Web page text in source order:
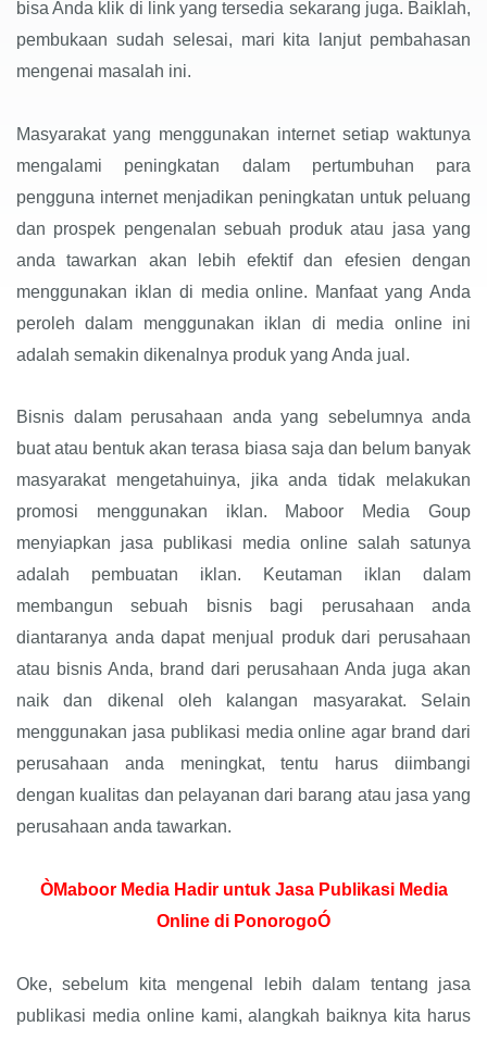
bisa Anda klik di link yang tersedia sekarang juga. Baiklah,
pembukaan sudah selesai, mari kita lanjut pembahasan
mengenai masalah ini.
Masyarakat yang menggunakan internet setiap waktunya
mengalami peningkatan dalam pertumbuhan para
pengguna internet menjadikan peningkatan untuk peluang
dan prospek pengenalan sebuah produk atau jasa yang
anda tawarkan akan lebih efektif dan efesien dengan
menggunakan iklan di media online. Manfaat yang Anda
peroleh dalam menggunakan iklan di media online ini
adalah semakin dikenalnya produk yang Anda jual.
Bisnis dalam perusahaan anda yang sebelumnya anda
buat atau bentuk akan terasa biasa saja dan belum banyak
masyarakat mengetahuinya, jika anda tidak melakukan
promosi menggunakan iklan. Maboor Media Goup
menyiapkan jasa publikasi media online salah satunya
adalah pembuatan iklan. Keutaman iklan dalam
membangun sebuah bisnis bagi perusahaan anda
diantaranya anda dapat menjual produk dari perusahaan
atau bisnis Anda, brand dari perusahaan Anda juga akan
naik dan dikenal oleh kalangan masyarakat. Selain
menggunakan jasa publikasi media online agar brand dari
perusahaan anda meningkat, tentu harus diimbangi
dengan kualitas dan pelayanan dari barang atau jasa yang
perusahaan anda tawarkan.
ÒMaboor Media Hadir untuk Jasa Publikasi Media
Online di PonorogoÓ
Oke, sebelum kita mengenal lebih dalam tentang jasa
publikasi media online kami, alangkah baiknya kita harus